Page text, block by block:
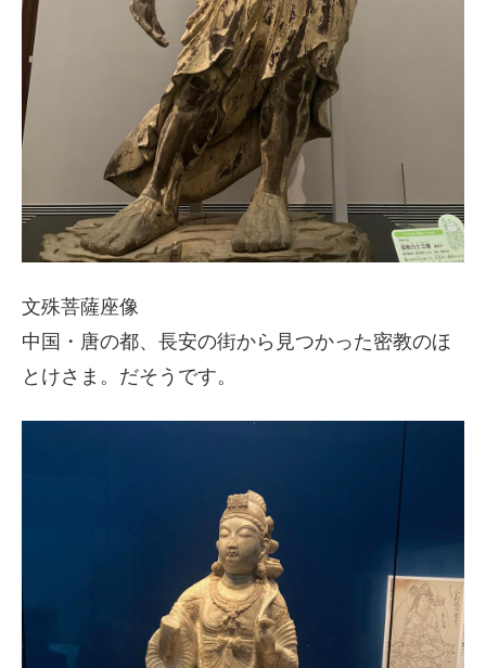
文殊菩薩座像
中国・唐の都、長安の街から見つかった密教のほ
とけさま。だそうです。